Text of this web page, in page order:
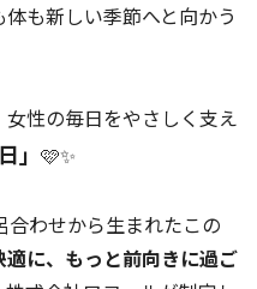
も新しい季節へと向かう
性の毎日をやさしく支え
」 🩷✨
合わせから生まれたこの
に、もっと前向きに過ご